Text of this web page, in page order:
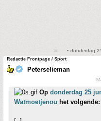
• donderdag
Redactie Frontpage / Sport
Peterselieman
Op donderdag 25
Watmoetjenou het volgende: